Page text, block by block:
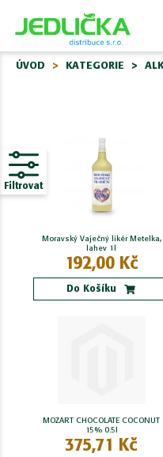
ÚVOD KATEGORIE
Moravský Vaječný likér Metelka,
lahev 1l
192,00 Kč
Do Košíku
MOZART CHOCOLATE COCONUT
15% 0.5l
375,71 Kč
Filtrovat